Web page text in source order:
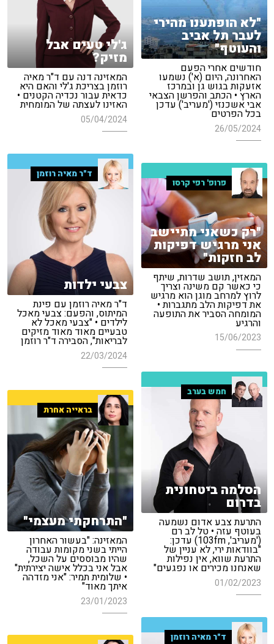
"לא הופתענו מהירי
לעבר תל אביב
והעוטף"
חודשים אחרי הפעם
האחרונה, היום (א') נשמעו
אזעקות בגוש גן ובמרכז
הארץ • הכתב והפרשן הצבאי
אבי אשכנזי ('מעריב') עדכן
בכל הפרטים
26/05/2024
ג'לי טעים אבל
מזיק?
המאזינה דנה עם ד"ר מאיה
רוזמן בצריכת ג'לי והאם היא
כדאית עבור נכדיה הקטנים •
האזינו לעצתה של המומחית
05/04/2024
ד"ר מאיה רוזמן
צבעי ילדות
ד"ר מאיה רוזמן עם פינת
המיתוס, והפעם: צבעי מאכל
לילדים • "צבעי מאכל לא
טבעיים מאוד מאוד מזיקים
לבריאות", הסבירה ד"ר רוזמן
22/03/2024
פרופ' רפי קרסו
"רק כשאני מתיישב
אני מרגיש דפיקות
לב חזקות"
המאזין, תושב שדרות, שיתף
כי כאשר קם משינה וצריך
לרוץ למרחב מוגן הוא מרגיש
את דפיקות הלב מתגברות •
המומחה הסביר את התופעה
והרגיע
15/06/2023
חמש בערב
הסלמה ביטחונית
בדרום
התרעת צבע אדום נשמעה
בעוטף עזה • טל לב רם
('מעריב', 103fm) עדכן:
"בוודאות ירי, לא עניין של
התרעת שווא, אין נפילות
שאנחנו מכירים או נפגעים"
01/02/2023
בראייה אחרת
"התרחקתי מעצמי"
המאזינה: "בעשור האחרון
הייתי בשני מקומות עבודה
שהיו מבוססים על השכל,
אבל אני בכלל אישה יצירתית"
• שלומית תמיר: "אני מזדהה
איתך מאוד"
23/01/2023
ד"ר מאיה רוזמן